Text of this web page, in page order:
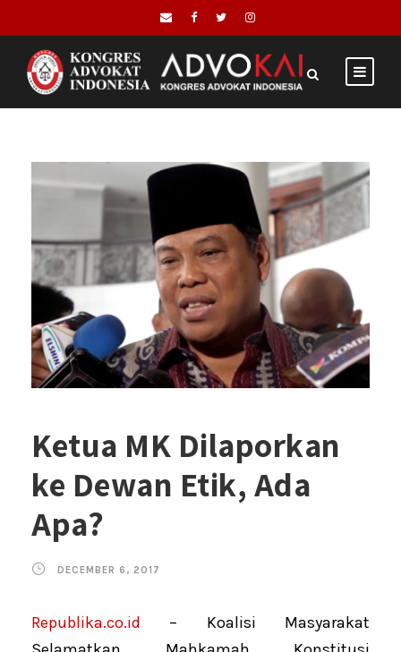
Ketua MK Dilaporkan
ke Dewan Etik, Ada
Apa?
DECEMBER 6, 2017
Republika.co.id – Koalisi Masyarakat